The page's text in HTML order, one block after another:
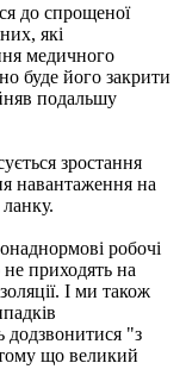
до спрощеної
які
медичного
буде його закрити
подальшу
зростання
навантаження на
робочі
приходять на
І ми також
додзвонитися "з
що великий